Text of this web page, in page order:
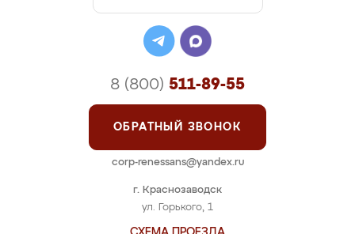
г. Краснозаводск
ул. Горького, 1
8 (800) 511-89-55
ОБРАТНЫЙ ЗВОНОК
corp-renessans@yandex.ru